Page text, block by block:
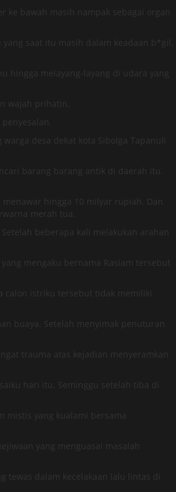
bawah masih nampak sebagai organ
saat itu masih dalam keadaan b*gil.
hingga melayang-layang di udara yang
wajah prihatin.
desa dekat kota Sibolga Tapanuli
barang barang antik di daerah itu.
hingga 10 milyar rupiah. Dan
merah tua.
beberapa kali melakukan arahan
mengaku bernama Rasiam tersebut
calon istriku tersebut tidak memiliki
buaya. Setelah menyimak penuturan
trauma atas kejadian menyeramkan
hari itu. Seminggu setelah tiba di
yang kualami bersama
yang menguasai masalah
dalam kecelakaan lalu lintas di